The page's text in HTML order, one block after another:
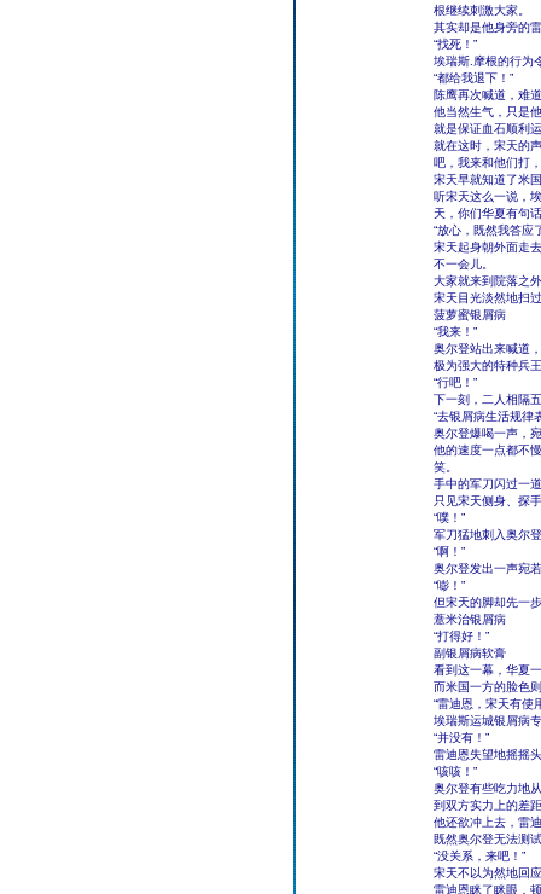
根继续刺激大家。
其实却是他身旁的
“找死！”
埃瑞斯.摩根的行为
“都给我退下！”
陈鹰再次喊道，难
他当然生气，只是
就是保证血石顺利
就在这时，宋天的
吧，我来和他们打
宋天早就知道了米
听宋天这么一说，
天，你们华夏有句
“放心，既然我答应
宋天起身朝外面走
不一会儿。
大家就来到院落之
宋天目光淡然地扫
菠萝蜜银屑病
“我来！”
奥尔登站出来喊道
极为强大的特种兵
“行吧！”
下一刻，二人相隔
“去银屑病生活规律
奥尔登爆喝一声，
他的速度一点都不
笑。
手中的军刀闪过一
只见宋天侧身、探
“噗！”
军刀猛地刺入奥尔
“啊！”
奥尔登发出一声宛
“嘭！”
但宋天的脚却先一
薏米治银屑病
“打得好！”
副银屑病软膏
看到这一幕，华夏
而米国一方的脸色
“雷迪恩，宋天有使
埃瑞斯运城银屑病
“并没有！”
雷迪恩失望地摇摇
“咳咳！”
奥尔登有些吃力地
到双方实力上的差
他还欲冲上去，雷
既然奥尔登无法测
“没关系，来吧！”
宋天不以为然地回
雷迪恩眯了眯眼，